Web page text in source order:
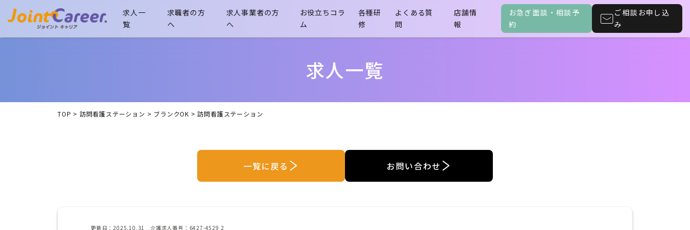
求人一
覧
求職者の方
へ
求人事業者の方
へ
お役立ちコラ
ム
各種研
修
よくある質
問
店舗情
報
お急ぎ面談・相談予
約
ご相談お申し込
み
求人一覧
TOP > 訪問看護ステーション > ブランクOK >訪問看護ステーション
一覧に戻る お問い合わせ
更新日：2025.10.31 介護求人番号：6427-4529 2